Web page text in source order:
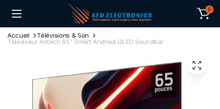
0
Accueil
Télévisions & Son
Téléviseur Astech 65″ Smart Android QLED Soundbar